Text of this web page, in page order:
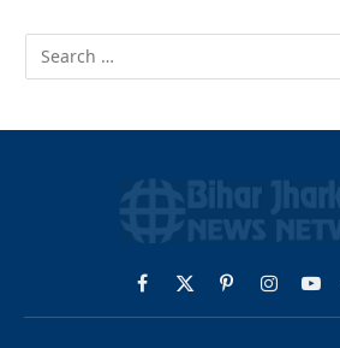
Facebook
X
(Twitter)
Pinterest